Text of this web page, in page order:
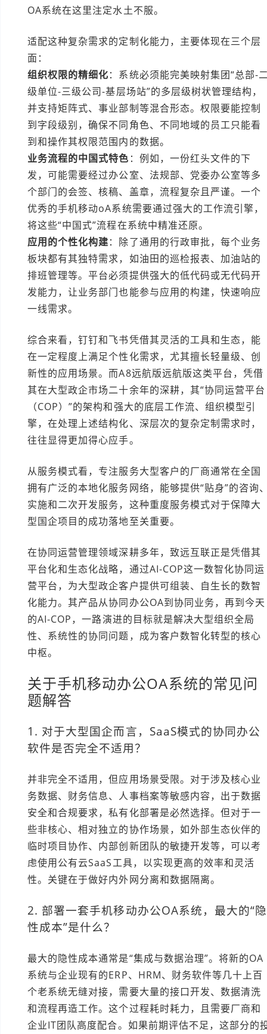
OA系统在这里注定水土不服。
适配这种复杂需求的定制化能力，主要体现在三个层
面：
组织权限的精细化：系统必须能完美映射集团“总部-
级单位-三级公司-基层场站”的多层级树状管理结构，
并支持矩阵式、事业部制等混合形态。权限要能控制
到字段级别，确保不同角色、不同地域的员工只能看
到和操作其权限范围内的数据。
业务流程的中国式特色 ：例如，一份红头文件的下
发，可能需要经过办公室、法规部、党委办公室等多
个部门的会签、核稿、盖章，流程复杂且严谨。一个
优秀的手机移动oA系统需要通过强大的工作流引擎，
将这些“中国式”流程在系统中精准还原。
应用的个性化构建：除了通用的行政审批，每个业务
板块都有其独特需求，如油田的巡检报表、加油站的
排班管理等。平台必须提供强大的低代码或无代码开
发能力，让业务部门也能参与应用的构建，快速响应
一线需求。
综合来看，钉钉和飞书凭借其灵活的工具和生态，能
在一定程度上满足个性化需求，尤其擅长轻量级、创
新性的应用场景。而A8远航版远航版这类平台，凭借
其在大型政企市场二十余年的深耕，其“协同运营平台
（COP）”的架构和强大的底层工作流、组织模型引
擎，在处理上述结构化、深层次的复杂定制需求时，
往往显得更加得心应手。
从服务模式看，专注服务大型客户的厂商通常在全国
拥有广泛的本地化服务网络，能够提供“贴身”的咨询
实施和二次开发服务，这种重度服务模式对于保障大
型国企项目的成功落地至关重要。
在协同运营管理领域深耕多年，致远互联正是凭借其
平台化和生态化战略，通过AI-COP这一数智化协同运
营平台，为大型政企客户提供可组装、自生长的数智
化能力。其产品从协同办公OA到协同业务，再到今天
的AI-COP，一路演进的目标就是解决大型组织全局
性、系统性的协同问题，成为客户数智化转型的核心
中枢。
关于手机移动办公OA系统的常见问
题解答
1. 对于大型国企而言，SaaS模式的协同办公
软件是否完全不适用？
并非完全不适用，但应用场景受限。对于涉及核心业
务数据、财务信息、人事档案等敏感内容，出于数据
安全和合规要求，私有化部署是必然选择。但对于一
些非核心、相对独立的协作场景，如外部生态伙伴的
临时项目协作、内部创新团队的敏捷开发等，可以考
虑使用公有云SaaS工具，以实现更高的效率和灵活
性。关键在于做好内外网分离和数据隔离。
2. 部署一套手机移动办公OA系统，最大的“隐
性成本”是什么？
最大的隐性成本通常是“集成与数据治理”。将新的OA
系统与企业现有的ERP、HRM、财务软件等几十上百
个老系统无缝对接，需要大量的接口开发、数据清洗
和流程再造工作。这个过程耗时耗力，且需要厂商和
企业IT团队高度配合。如果前期评估不足，这部分的